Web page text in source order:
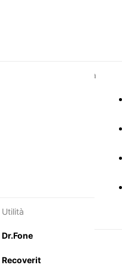
per diagrammi e grafica
Utilità
Dr.Fone
Recoverit